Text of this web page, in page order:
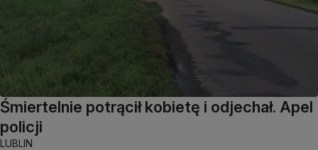
Śmiertelnie potrącił kobietę i odjechał. Apel
policji
LUBLIN